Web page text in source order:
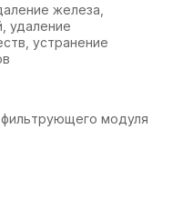
железа,
удаление
устранение
модуля